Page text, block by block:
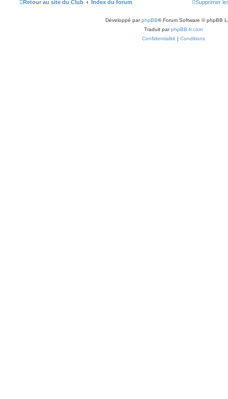
Retour au site du Club Index du forum Supprimer
Développé parphpBB® Forum Software © phpBB
Traduit parphpBB-fr.com
Confidentialité | Conditions